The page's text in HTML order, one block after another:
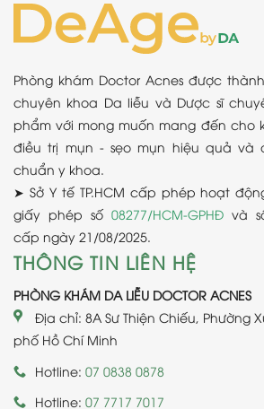
Phòng khám Doctor Acnes được
chuyên khoa Da liễu và Dược sĩ
phẩm với mong muốn mang đến cho
điều trị mụn - sẹo mụn hiệu quả và
chuẩn y khoa.
➤ Sở Y tế TP.HCM cấp phép hoạt
giấy phép số 08277/HCM-GPHĐ và
cấp ngày 21/08/2025.
THÔNG TIN LIÊN HỆ
PHÒNG KHÁM DA LIỄU DOCTOR ACNES
Địa chỉ: 8A Sư Thiện Chiếu, Phường
phố Hồ Chí Minh
Hotline: 07 0838 0878
Hotline: 07 7717 7017